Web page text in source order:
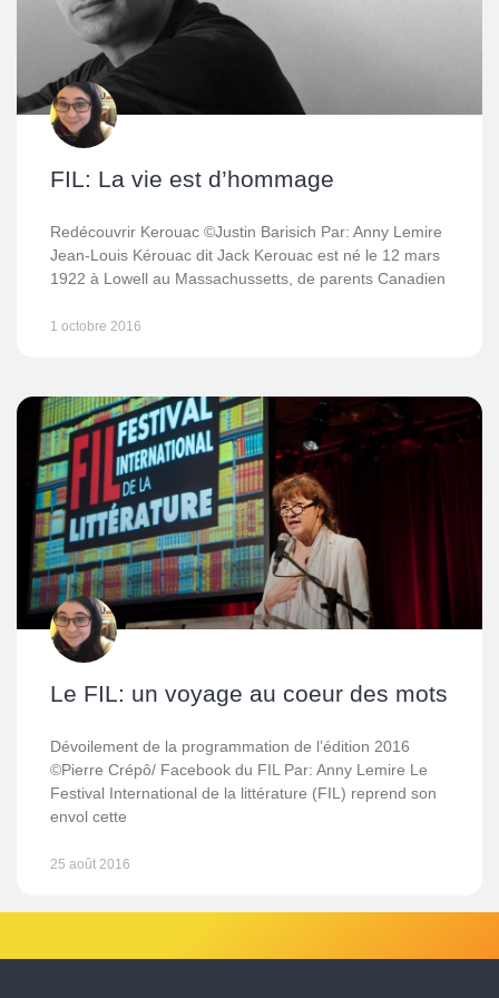
FIL: La vie est d’hommage
Redécouvrir Kerouac ©Justin Barisich Par: Anny Lemire
Jean-Louis Kérouac dit Jack Kerouac est né le 12 mars
1922 à Lowell au Massachussetts, de parents Canadien
1 octobre 2016
Le FIL: un voyage au coeur des mots
Dévoilement de la programmation de l’édition 2016
©Pierre Crépô/ Facebook du FIL Par: Anny Lemire Le
Festival International de la littérature (FIL) reprend son
envol cette
25 août 2016